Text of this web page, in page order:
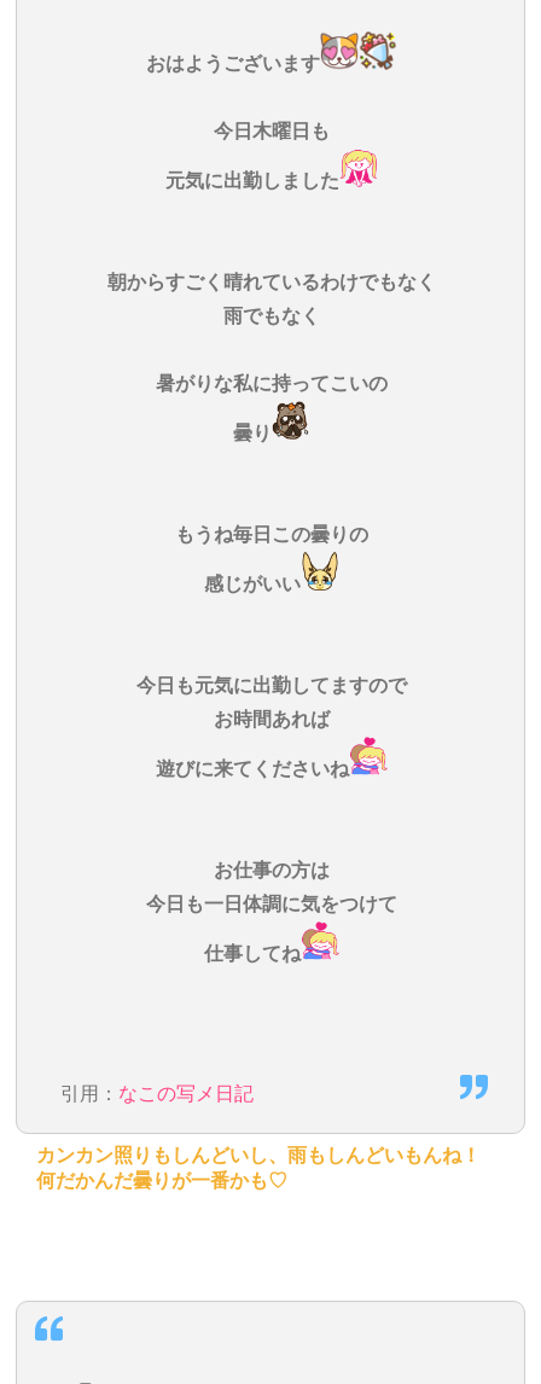
おはようございます
今日木曜日も
元気に出勤しました
朝からすごく晴れているわけでもなく
雨でもなく
暑がりな私に持ってこいの
曇り
もうね毎日この曇りの
感じがいい
今日も元気に出勤してますので
お時間あれば
遊びに来てくださいね
お仕事の方は
今日も一日体調に気をつけて
仕事してね
引用： なこの写メ日記
カンカン照りもしんどいし、雨もしんどいもんね！
何だかんだ曇りが一番かも♡